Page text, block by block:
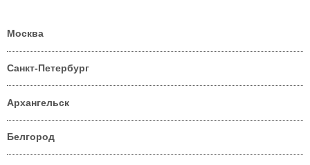
Москва
Санкт-Петербург
Архангельск
Белгород